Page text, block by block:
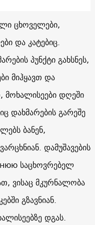
ცხოველები,
და კატებიც.
პუნქტი გახსნეს,
მიჰყავთ და
მოხალისეები დღეში
დახმარების გარეშე
ბანენ,
დამუშავების
საცხოვრებელ
ვისაც მკურნალობა
გზავნიან.
დგას.